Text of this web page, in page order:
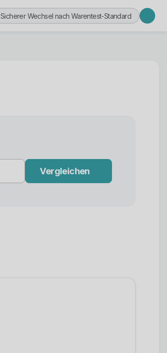
Sicherer Wechsel nach Warentest-Standard
Vergleichen